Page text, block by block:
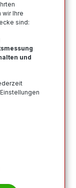
CAR) (+)
MFS BSW
Ihre
sind:
und